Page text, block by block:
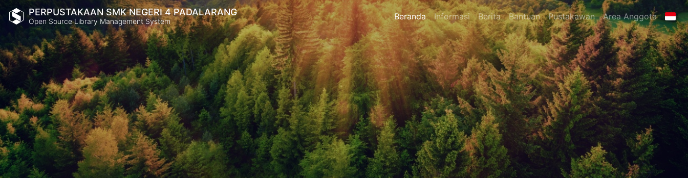
PERPUSTAKAAN SMK NEGERI 4 PADALARANG
Open Source Library Management System Beranda Informasi Berita Bantuan Pustakawan Area Anggota